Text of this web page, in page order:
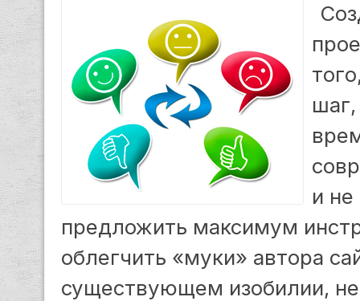
и
предложить максимум
облегчить «муки» автора
существующем изобилии,